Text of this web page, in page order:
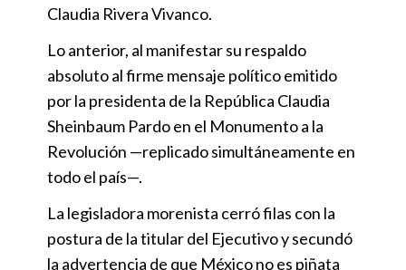
Claudia Rivera Vivanco.
Lo anterior, al manifestar su respaldo
absoluto al firme mensaje político emitido
por la presidenta de la República Claudia
Sheinbaum Pardo en el Monumento a la
Revolución —replicado simultáneamente en
todo el país—.
La legisladora morenista cerró filas con la
postura de la titular del Ejecutivo y secundó
la advertencia de que México no es piñata